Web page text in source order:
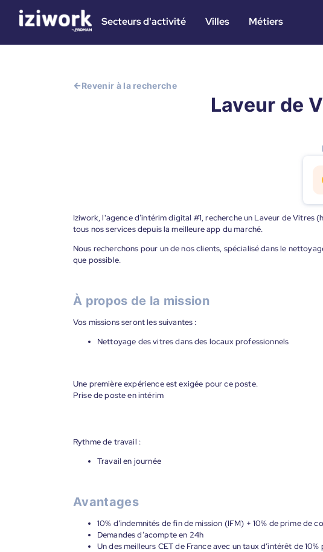
Secteurs d'activité Villes Métiers
Revenir à la recherche
Laveur de
Iziwork, l'agence d’intérim digital #1, recherche un Laveur de Vitres
tous nos services depuis la meilleure app du marché.
Nous recherchons pour un de nos clients, spécialisé dans le
que possible.
À propos de la mission
Vos missions seront les suivantes :
Nettoyage des vitres dans des locaux professionnels
Une première expérience est exigée pour ce poste.
Prise de poste en intérim
Rythme de travail :
Travail en journée
Avantages
10% d’indemnités de fin de mission (IFM) + 10% de prime de
Demandes d’acompte en 24h
Un des meilleurs CET de France avec un taux d’intérêt de 10%